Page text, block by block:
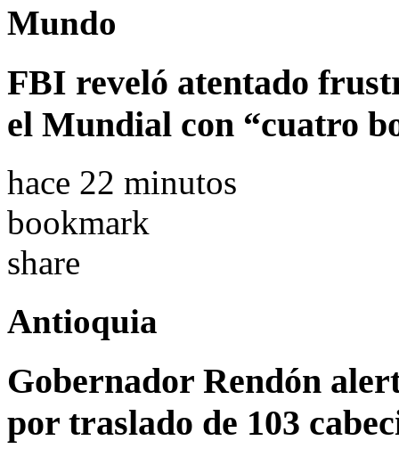
Mundo
FBI reveló atentado
el Mundial con “cuatro
hace 22 minutos
bookmark
share
Antioquia
Gobernador Rendón
por traslado de 103